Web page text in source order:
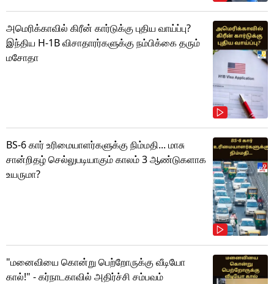
அமெரிக்காவில் கிரீன் கார்டுக்கு புதிய வாய்ப்பு?
இந்திய H-1B விசாதாரர்களுக்கு நம்பிக்கை தரும்
மசோதா
BS-6 கார் உரிமையாளர்களுக்கு நிம்மதி... மாசு
சான்றிதழ் செல்லுபடியாகும் காலம் 3 ஆண்டுகளாக
உயருமா?
"மனைவியை கொன்று பெற்றோருக்கு வீடியோ
கால்!" - கர்நாடகாவில் அதிர்ச்சி சம்பவம்